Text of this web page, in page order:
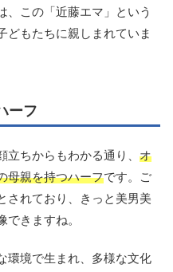
、この「近藤エマ」という
どもたちに親しまれていま
ーフ
ちからもわかる通り、 オ
母親を持つハーフです。ご
されており、きっと美男美
きますね。
環境で生まれ、多様な文化